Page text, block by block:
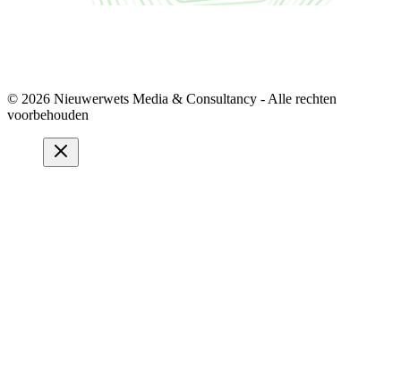
© 2026 Nieuwerwets Media & Consultancy - Alle rechten
voorbehouden